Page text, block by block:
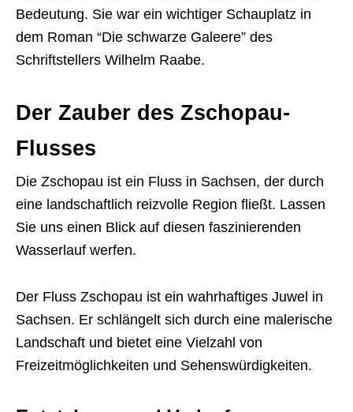
Bedeutung. Sie war ein wichtiger Schauplatz in
dem Roman “Die schwarze Galeere” des
Schriftstellers Wilhelm Raabe.
Der Zauber des Zschopau-
Flusses
Die Zschopau ist ein Fluss in Sachsen, der durch
eine landschaftlich reizvolle Region fließt. Lassen
Sie uns einen Blick auf diesen faszinierenden
Wasserlauf werfen.
Der Fluss Zschopau ist ein wahrhaftiges Juwel in
Sachsen. Er schlängelt sich durch eine malerische
Landschaft und bietet eine Vielzahl von
Freizeitmöglichkeiten und Sehenswürdigkeiten.